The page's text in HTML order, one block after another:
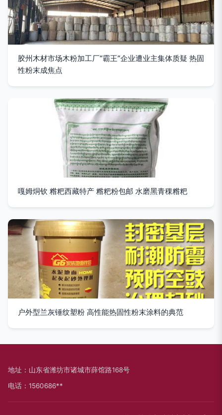
胶州木材市场木粉加工厂“霸王”企业遭业主集体质疑 热固
性粉末成焦点
嘎姆烔钦 糌粑西藏特产 糌粑粉包邮 水磨黑青稞糌粑
户外型兰灰锤纹塑粉 高性能热固性粉末涂料的典范
地址：山东省潍坊市诸城市薛馆路168号
电话：1560686**